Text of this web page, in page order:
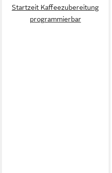
Startzeit Kaffeezubereitung
programmierbar